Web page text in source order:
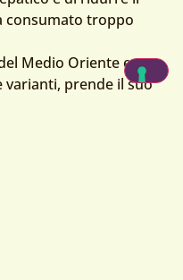
consumato troppo
Medio Oriente e
prende il suo